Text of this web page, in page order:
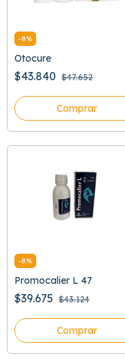
-8%
Otocure
$43.840 $47.652
Comprar
-8%
Promocalier L 47
$39.675 $43.124
Comprar